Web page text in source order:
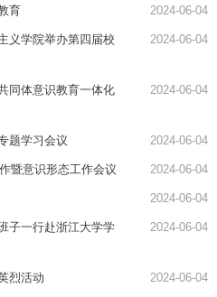
育 2024-06-04
义学院举办第四届校
2024-06-04
同体意识教育一体化
2024-06-04
题学习会议 2024-06-04
暨意识形态工作会议 2024-06-04
2024-06-04
子一行赴浙江大学学
2024-06-04
烈活动 2024-06-04